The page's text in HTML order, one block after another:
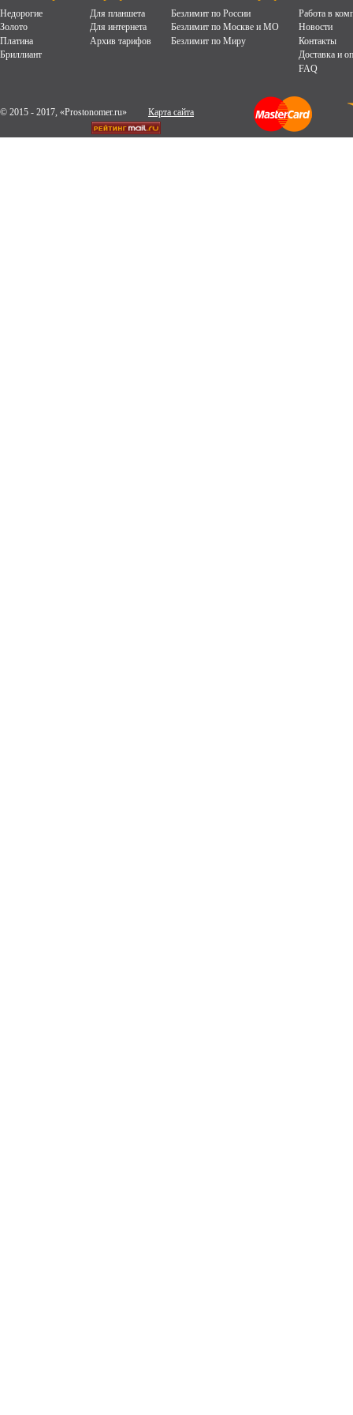
Недорогие
Золото
Платина
Бриллиант
Для планшета
Для интернета
Архив тарифов
Безлимит по России
Безлимит по Москве и МО
Безлимит по Миру
Работа в
Новости
Контакты
Доставка и
FAQ
© 2015 - 2017, «Prostonomer.ru» Карта сайта